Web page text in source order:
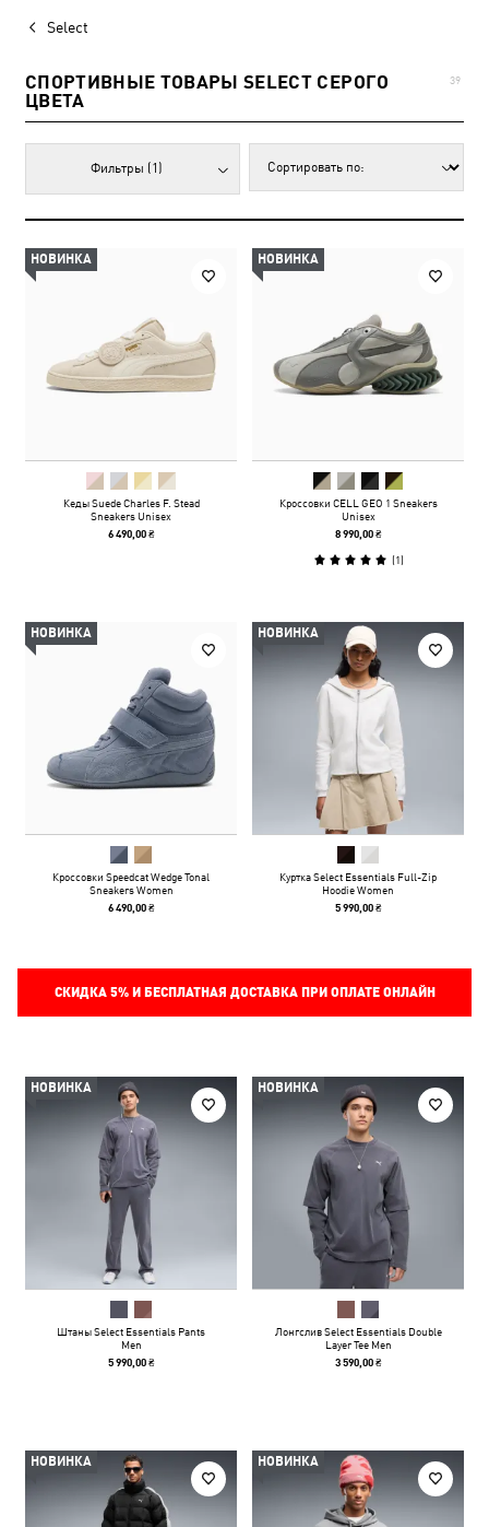
Select
СПОРТИВНЫЕ ТОВАРЫ SELECT СЕРОГО
ЦВЕТА
39
Фильтры (1)
НОВИНКА
Кеды Suede Charles F. Stead
Sneakers Unisex
6 490,00 ₴
НОВИНКА
Кроссовки CELL GEO 1 Sneakers
Unisex
8 990,00 ₴
(1)
НОВИНКА
Кроссовки Speedcat Wedge Tonal
Sneakers Women
6 490,00 ₴
НОВИНКА
Куртка Select Essentials Full-Zip
Hoodie Women
5 990,00 ₴
СКИДКА 5%И БЕСПЛАТНАЯ ДОСТАВКА ПРИ ОПЛАТЕ ОНЛАЙН
НОВИНКА
Штаны Select Essentials Pants
Men
5 990,00 ₴
НОВИНКА
Лонгслив Select Essentials Double
Layer Tee Men
3 590,00 ₴
НОВИНКА НОВИНКА